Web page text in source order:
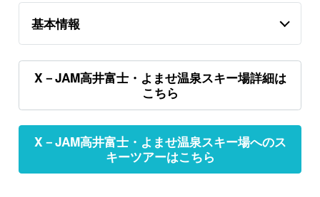
基本情報
X－JAM高井富士・よませ温泉スキー場詳細は
こちら
X－JAM高井富士・よませ温泉スキー場へのス
キーツアーはこちら